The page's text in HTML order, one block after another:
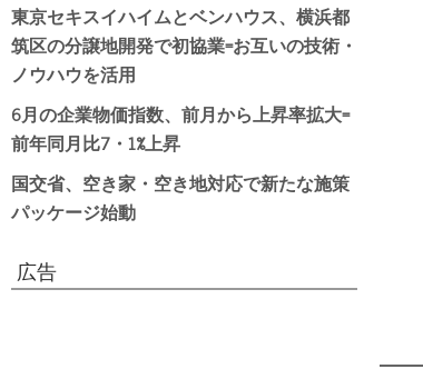
東京セキスイハイムとベンハウス、横浜都
筑区の分譲地開発で初協業=お互いの技術・
ノウハウを活用
6月の企業物価指数、前月から上昇率拡大=
前年同月比7・1%上昇
国交省、空き家・空き地対応で新たな施策
パッケージ始動
広告